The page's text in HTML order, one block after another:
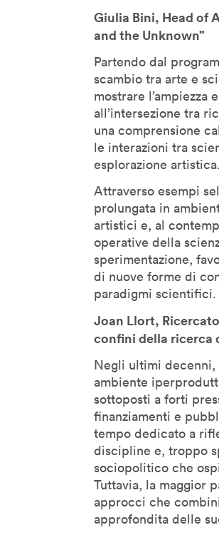
Giulia Bini, Head of
and the Unknown”
Partendo dal
scambio tra arte e
mostrare
all’intersezione tra
una comprensione
le interazioni tra
esplorazione artistica.
Attraverso esempi
prolungata in
artistici e, al
operative della
sperimentazione,
di nuove forme di
paradigmi scientifici.
Joan Llort,
confini della ricerca
Negli ultimi decenni,
ambiente
sottoposti a forti
finanziamenti e
tempo dedicato a
discipline e, troppo
sociopolitico che
Tuttavia, la maggior
approcci che
approfondita delle